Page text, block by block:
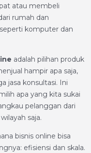
atau membeli
rumah dan
komputer dan
adalah pilihan produk
hampir apa saja,
jasa konsultasi. Ini
apa yang kita sukai
pelanggan dari
saja.
bisnis online bisa
efisiensi dan skala.